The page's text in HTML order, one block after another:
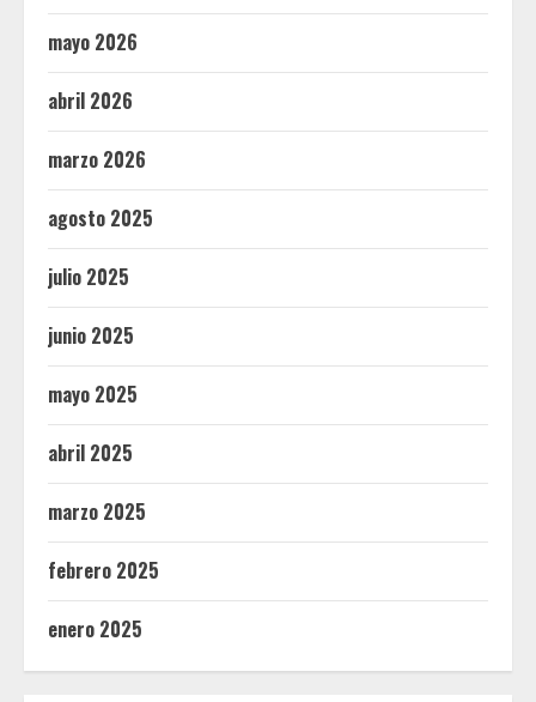
mayo 2026
abril 2026
marzo 2026
agosto 2025
julio 2025
junio 2025
mayo 2025
abril 2025
marzo 2025
febrero 2025
enero 2025